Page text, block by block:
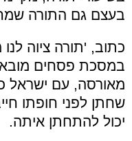
בעצם גם התורה
כתוב, 'תורה ציוה
במסכת פסחים
מאורסה, עם ישראל
שחתן לפני חופתו
יכול להתחתן איתה.